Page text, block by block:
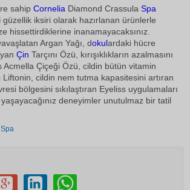
sahip Cornelia Diamond Crassula Spa
iksiri olarak hazırlanan ürünlerle
hissettirdiklerine inanamayacaksınız.
Argan Yağı, dokulardaki hücre
Çin Tarçını Özü, kırışıklıkların azalmasını
Acmella Çiçeği Özü, cildin bütün vitamin
Liftonin, cildin nem tutma kapasitesini artıran
bölgesini sıkılaştıran Eyeliss uygulamaları
deneyimler unutulmaz bir tatil